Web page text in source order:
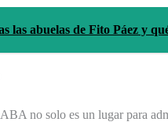
las abuelas de Fito Páez y
no solo es un lugar para